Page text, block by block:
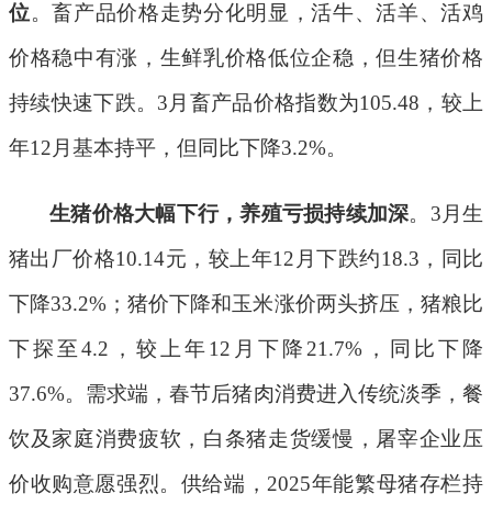
位。畜产品价格走势分化明显，活牛、活羊、活鸡
价格稳中有涨，生鲜乳价格低位企稳，但生猪价格
持续快速下跌。 3月畜产品价格指数为105.48 ，较上
年12月基本持平，但同比下降3.2%。
生猪价格大幅下行，养殖亏损持续加深。 3月生
猪出厂价格10.14元，较上年12 月下跌约18.3 ，同比
下降33.2% ；猪价下降和玉米涨价两头挤压，猪粮比
下探至4.2 ，较上年12 月下降21.7% ，同比下降
37.6%。需求端，春节后猪肉消费进入传统淡季，餐
饮及家庭消费疲软，白条猪走货缓慢，屠宰企业压
价收购意愿强烈。供给端，2025年能繁母猪存栏持